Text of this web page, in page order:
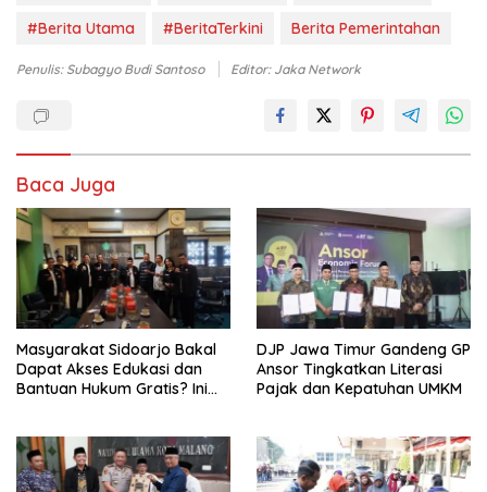
#Berita Utama
#BeritaTerkini Berita Pemerintahan
Penulis: Subagyo Budi Santoso Editor: Jaka Network
Baca Juga
Masyarakat Sidoarjo Bakal
Dapat Akses Edukasi dan
Bantuan Hukum Gratis? Ini
DJP Jawa Timur Gandeng GP
Ansor Tingkatkan Literasi
Pajak dan Kepatuhan UMKM